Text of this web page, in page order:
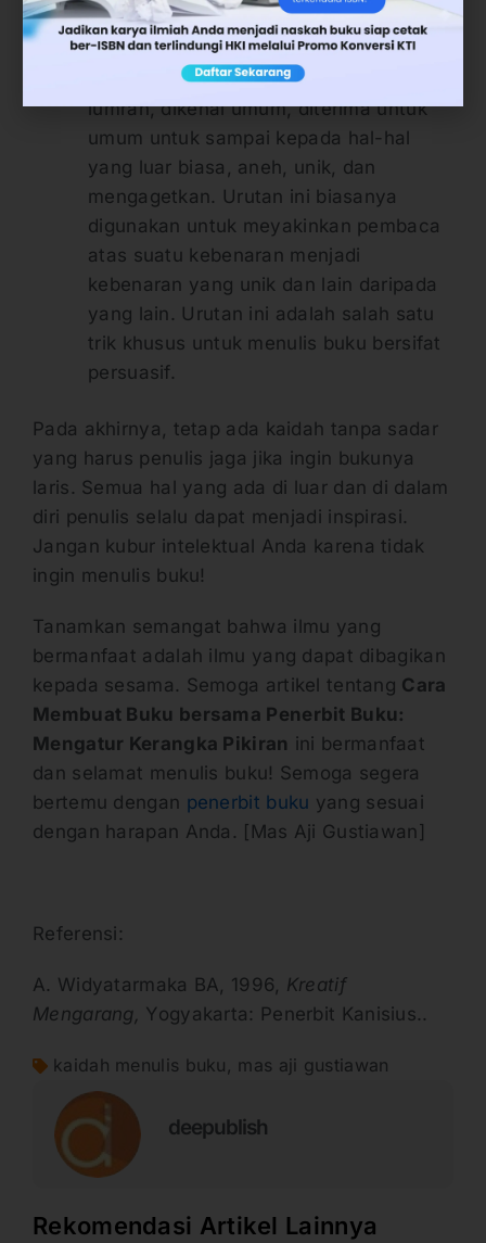
berkaitan.
Urutan biasa luar biasa, adalah urutan
yang menguraikan hal-hal yang biasa,
lumrah, dikenal umum, diterima untuk
umum untuk sampai kepada hal-hal
yang luar biasa, aneh, unik, dan
mengagetkan. Urutan ini biasanya
digunakan untuk meyakinkan pembaca
atas suatu kebenaran menjadi
kebenaran yang unik dan lain daripada
yang lain. Urutan ini adalah salah satu
trik khusus untuk menulis buku bersifat
persuasif.
Pada akhirnya, tetap ada kaidah tanpa sadar
yang harus penulis jaga jika ingin bukunya
laris. Semua hal yang ada di luar dan di dalam
diri penulis selalu dapat menjadi inspirasi.
Jangan kubur intelektual Anda karena tidak
ingin menulis buku!
Tanamkan semangat bahwa ilmu yang
bermanfaat adalah ilmu yang dapat dibagikan
kepada sesama. Semoga artikel tentang Cara
Membuat Buku bersama Penerbit Buku:
Mengatur Kerangka Pikiran ini bermanfaat
dan selamat menulis buku! Semoga segera
bertemu dengan penerbit buku yang sesuai
dengan harapan Anda. [Mas Aji Gustiawan]
Referensi:
A. Widyatarmaka BA, 1996, Kreatif
Mengarang, Yogyakarta: Penerbit Kanisius..
kaidah menulis buku , mas aji gustiawan
deepublish
Rekomendasi Artikel Lainnya